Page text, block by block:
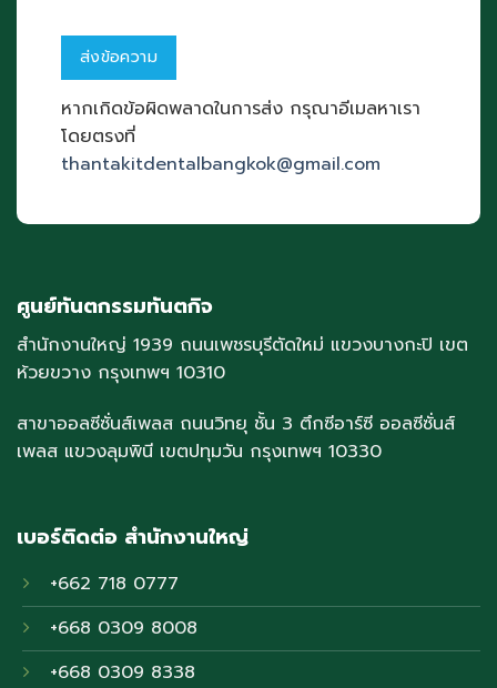
หากเกิดข้อผิดพลาดในการส่ง กรุณาอีเมลหาเรา
โดยตรงที่
thantakitdentalbangkok@gmail.com
ศูนย์ทันตกรรมทันตกิจ
สำนักงานใหญ่ 1939 ถนนเพชรบุรีตัดใหม่ แขวงบางกะปิ เขต
ห้วยขวาง กรุงเทพฯ 10310
สาขาออลซีซั่นส์เพลส ถนนวิทยุ ชั้น 3 ตึกซีอาร์ซี ออลซีซั่นส์
เพลส แขวงลุมพินี เขตปทุมวัน กรุงเทพฯ 10330
เบอร์ติดต่อ สำนักงานใหญ่
+662 718 0777
+668 0309 8008
+668 0309 8338